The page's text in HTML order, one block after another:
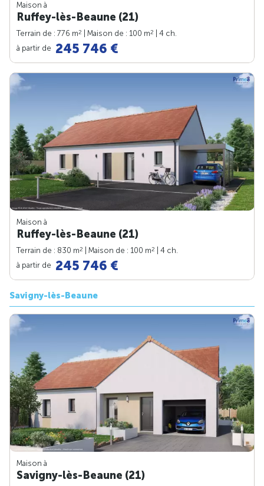
Maison à
Ruffey-lès-Beaune (21)
Terrain de : 776 m2 | Maison de : 100 m2
| 4 ch.
à partir de 245 746 €
Maison à
Ruffey-lès-Beaune (21)
Terrain de : 830 m2 | Maison de : 100 m2
| 4 ch.
à partir de 245 746 €
Savigny-lès-Beaune
Maison à
Savigny-lès-Beaune (21)